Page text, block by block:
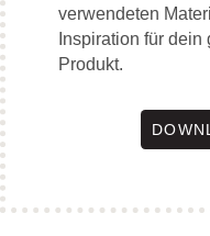
verwendeten
Inspiration für
Produkt.